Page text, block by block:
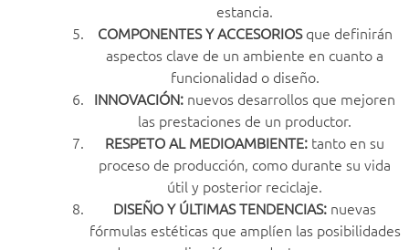
estancia.
COMPONENTES Y ACCESORIOSque definirán
aspectos clave de un ambiente en cuanto a
funcionalidad o diseño.
INNOVACIÓN: nuevos desarrollos que mejoren
las prestaciones de un productor.
RESPETO AL MEDIOAMBIENTE: tanto en su
proceso de producción, como durante su vida
útil y posterior reciclaje.
DISEÑO Y ÚLTIMAS TENDENCIAS: nuevas
fórmulas estéticas que amplíen las posibilidades